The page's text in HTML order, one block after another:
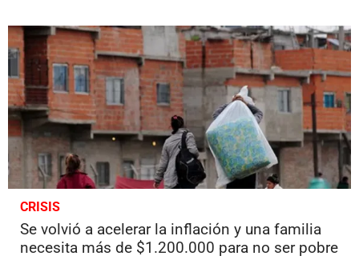
CRISIS
Se volvió a acelerar la inflación y una familia
necesita más de $1.200.000 para no ser pobre